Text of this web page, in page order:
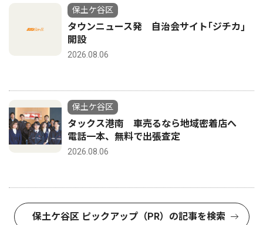
保土ケ谷区
タウンニュース発 自治会サイト｢ジチカ｣
開設
2026.08.06
保土ケ谷区
タックス港南 車売るなら地域密着店へ
電話一本、無料で出張査定
2026.08.06
保土ケ谷区 ピックアップ（PR）の記事を検索